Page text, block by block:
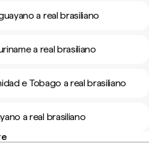
a real brasiliano
a real brasiliano
e Tobago a real brasiliano
a real brasiliano